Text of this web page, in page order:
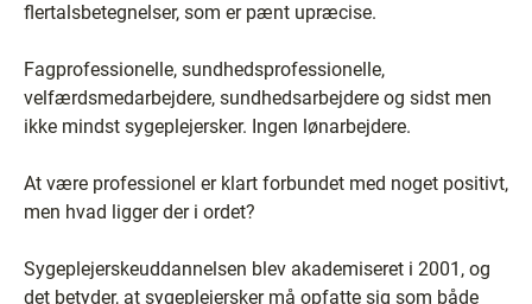
flertalsbetegnelser, som er pænt upræcise.
Fagprofessionelle, sundhedsprofessionelle,
velfærdsmedarbejdere, sundhedsarbejdere og sidst men
ikke mindst sygeplejersker. Ingen lønarbejdere.
At være professionel er klart forbundet med noget positivt,
men hvad ligger der i ordet?
Sygeplejerskeuddannelsen blev akademiseret i 2001, og
det betyder, at sygeplejersker må opfatte sig som både